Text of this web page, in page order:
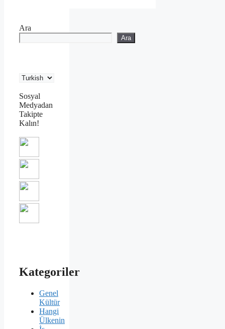
Ara
Ara
Sosyal
Medyadan
Takipte
Kalın!
Kategoriler
Genel
Kültür
Hangi
Ülkenin